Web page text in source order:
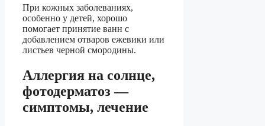
При кожных заболеваниях,
особенно у детей, хорошо
помогает принятие ванн с
добавлением отваров ежевики или
листьев черной смородины.
Аллергия на солнце,
фотодерматоз —
симптомы, лечение